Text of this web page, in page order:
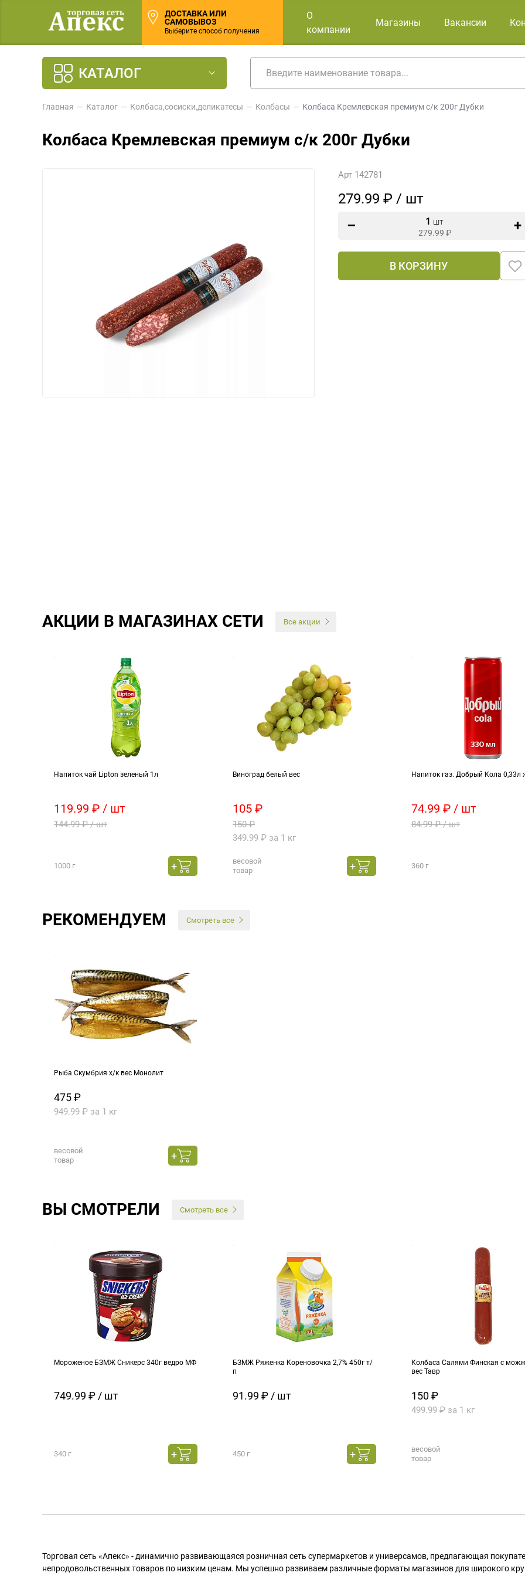
ДОСТАВКА ИЛИ
САМОВЫВОЗ
Выберите способ получения
О
компании
Магазины Вакансии
КАТАЛОГ
Главная Каталог Колбаса,сосиски,деликатесы Колбасы Колбаса Кремлевская премиум с/к 200г Дубки
Колбаса Кремлевская премиум с/к 200г Дубки
Арт 142781
279.99 ₽ / шт
1 шт
279.99 ₽
В КОРЗИНУ
АКЦИИ В МАГАЗИНАХ СЕТИ Все акции
Напиток чай Lipton зеленый 1л
119.99 ₽ / шт
144.99 ₽ / шт
1000 г
Виноград белый вес
105 ₽
150 ₽
349.99 ₽ за 1 кг
весовой
товар
Напиток газ. Добрый Кола 0,33л
74.99 ₽ / шт
84.99 ₽ / шт
360 г
РЕКОМЕНДУЕМ Смотреть все
Рыба Скумбрия х/к вес Монолит
475 ₽
949.99 ₽ за 1 кг
весовой
товар
ВЫ СМОТРЕЛИ Смотреть все
Мороженое БЗМЖ Сникерс 340г ведро МФ
749.99 ₽ / шт
340 г
БЗМЖ Ряженка Кореновочка 2,7% 450г т/
п
91.99 ₽ / шт
450 г
Колбаса Салями Финская с
вес Тавр
150 ₽
499.99 ₽ за 1 кг
весовой
товар
Торговая сеть «Апекс» - динамично развивающаяся розничная сеть супермаркетов и универсамов, предлагающая
непродовольственных товаров по низким ценам. Мы успешно развиваем различные форматы магазинов для широкого